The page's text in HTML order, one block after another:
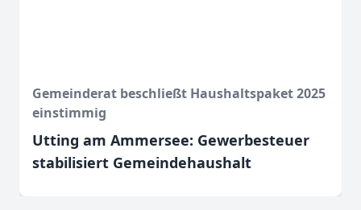
Gemeinderat beschließt Haushaltspaket 2025
einstimmig
Utting am Ammersee: Gewerbesteuer
stabilisiert Gemeindehaushalt